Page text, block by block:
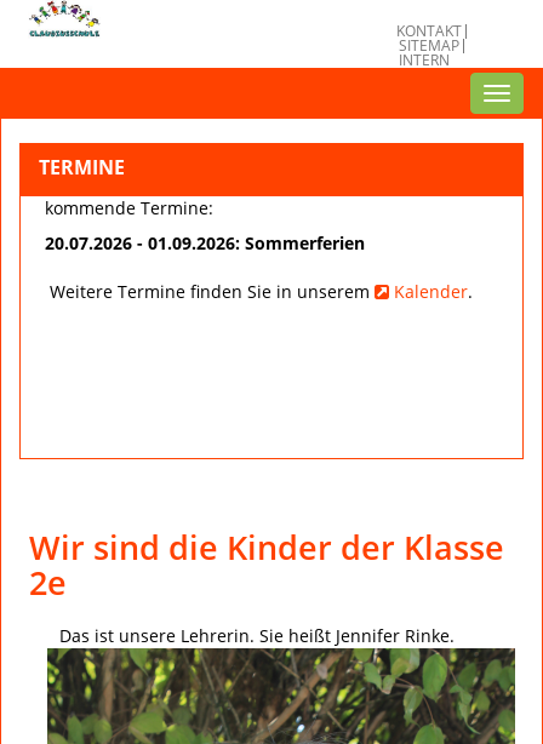
KONTAKT
SITEMAP
INTERN
TERMINE
kommende Termine:
20.07.2026 - 01.09.2026: Sommerferien
Weitere Termine finden Sie in unserem Kalender.
Wir sind die Kinder der Klasse
2e
Das ist unsere Lehrerin. Sie heißt Jennifer Rinke.